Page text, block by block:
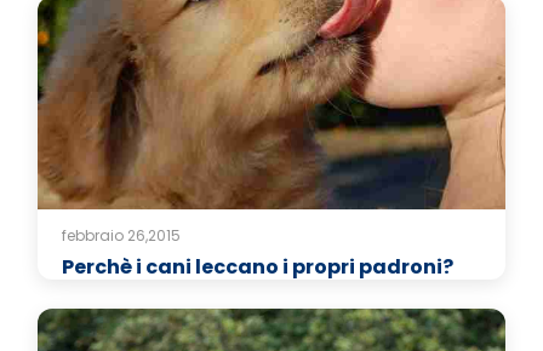
febbraio 26,2015
Perchè i cani leccano i propri padroni?